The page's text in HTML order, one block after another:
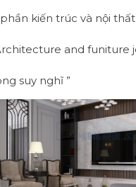
kiến trúc và nội
and funiture
suy nghĩ ”